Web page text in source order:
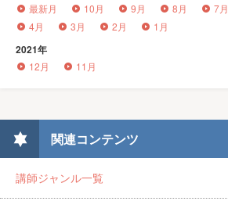
最新月 10月 9月 8月 7月
4月
3月 2月 1月
2021年
12月 11月
関連コンテンツ
講師ジャンル一覧